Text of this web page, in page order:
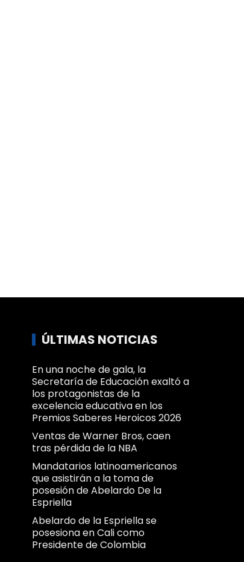
ÚLTIMAS NOTICIAS
En una noche de gala, la
Secretaría de Educación exaltó a
los protagonistas de la
excelencia educativa en los
Premios Saberes Heroicos 2026
Ventas de Warner Bros, caen
tras pérdida de la NBA
Mandatarios latinoamericanos
que asistirán a la toma de
posesión de Abelardo De la
Espriella
Abelardo de la Espriella se
posesiona en Cali como
Presidente de Colombia